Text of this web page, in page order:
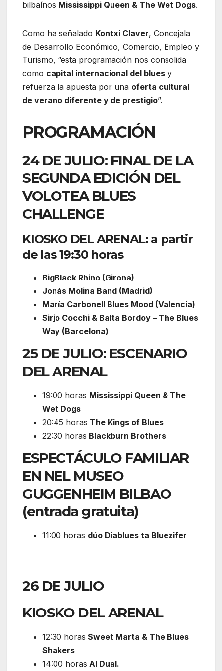
bilbaínos Mississippi Queen & The Wet Dogs.
Como ha señalado Kontxi Claver, Concejala
de Desarrollo Económico, Comercio, Empleo y
Turismo, “esta programación nos consolida
como capital internacional del blues y
refuerza la apuesta por una oferta cultural
de verano diferente y de prestigio”.
PROGRAMACIÓN
24 DE JULIO: FINAL DE LA
SEGUNDA EDICIÓN DEL
VOLOTEA BLUES
CHALLENGE
KIOSKO DEL ARENAL: a partir
de las 19:30 horas
BigBlack Rhino (Girona)
Jonás Molina Band (Madrid)
María Carbonell Blues Mood (Valencia)
Sirjo Cocchi & Balta Bordoy – The Blues
Way (Barcelona)
25 DE JULIO: ESCENARIO
DEL ARENAL
19:00 horas Mississippi Queen & The
Wet Dogs
20:45 horas The Kings of Blues
22:30 horas Blackburn Brothers
ESPECTÁCULO FAMILIAR
EN NEL MUSEO
GUGGENHEIM BILBAO
(entrada gratuita)
11:00 horas dúo Diablues ta Bluezifer
26 DE JULIO
KIOSKO DEL ARENAL
12:30 horas Sweet Marta & The Blues
Shakers
14:00 horas Al Dual.